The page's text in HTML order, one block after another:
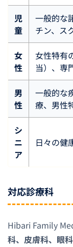
児
童
一般的な
チン、ス
女
性
女性特有
当）、専
男
性
一般的な
療、男性
シ
ニ
ア
日々の健
対応診療科
Hibari Family
科、皮膚科、眼